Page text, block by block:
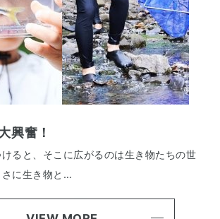
興奮！
ると、そこに広がるのは生き物たちの世
に生き物と…